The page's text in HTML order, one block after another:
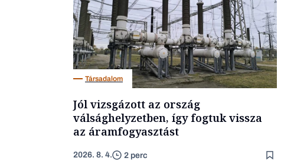
Társadalom
Jól vizsgázott az ország
válsághelyzetben, így fogtuk vissza
az áramfogyasztást
2026. 8. 4. 2 perc